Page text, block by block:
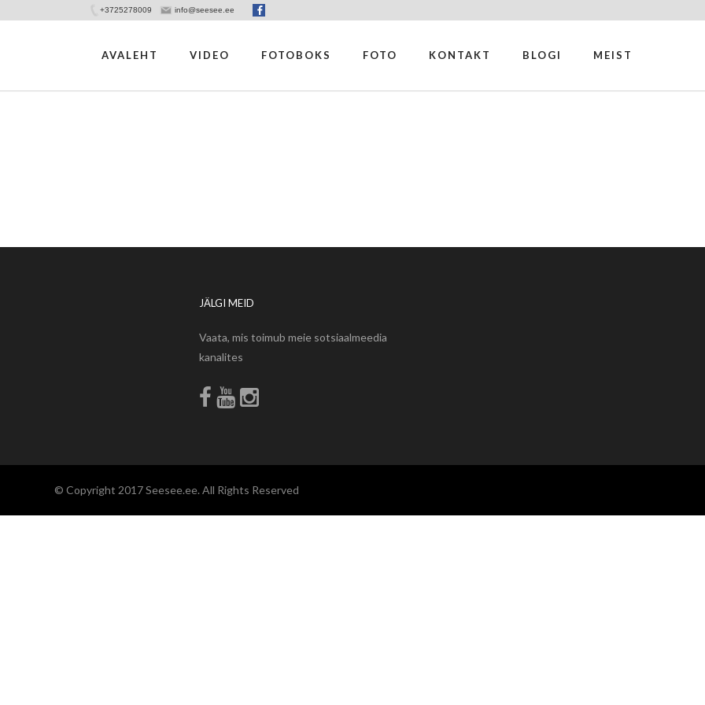
+3725278009 info@seesee.ee
AVALEHT VIDEO FOTOBOKS FOTO KONTAKT BLOGI MEIST
JÄLGI MEID
Vaata, mis toimub meie sotsiaalmeedia
kanalites
© Copyright 2017 Seesee.ee. All Rights Reserved